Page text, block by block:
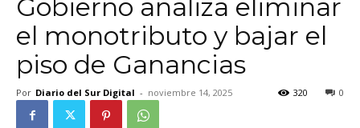
Gobierno analiza eliminar
el monotributo y bajar el
piso de Ganancias
Por Diario del Sur Digital - noviembre 14, 2025 0
320